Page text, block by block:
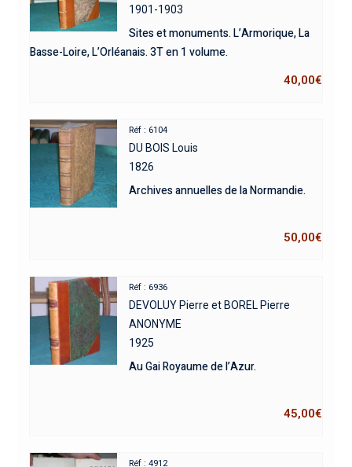
1901-1903
Sites et monuments. L’Armorique, La
Basse-Loire, L’Orléanais. 3T en 1 volume.
40,00€
Réf : 6104
DU BOIS Louis
1826
Archives annuelles de la Normandie.
50,00€
Réf : 6936
DEVOLUY Pierre et BOREL Pierre
ANONYME
1925
Au Gai Royaume de l’Azur.
45,00€
Réf : 4912